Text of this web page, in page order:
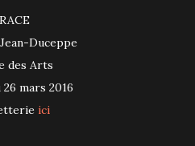
RACE
Duceppe
des Arts
26 mars 2016
ici